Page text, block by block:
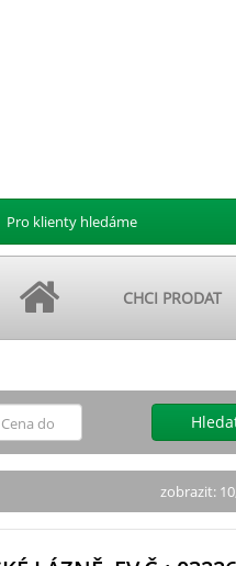
Pro klienty hledáme
CHCI PRODAT
zobrazit: 10